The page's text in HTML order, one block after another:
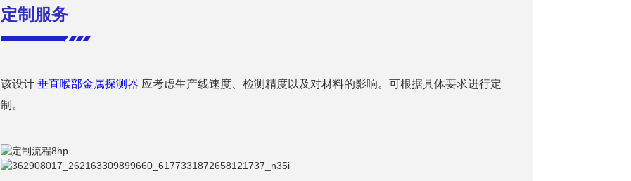
定制服务
该设计 垂直喉部金属探测器 应考虑生产线速度、检测精度以及对材料的影响。可根据具体要求进行定
制。